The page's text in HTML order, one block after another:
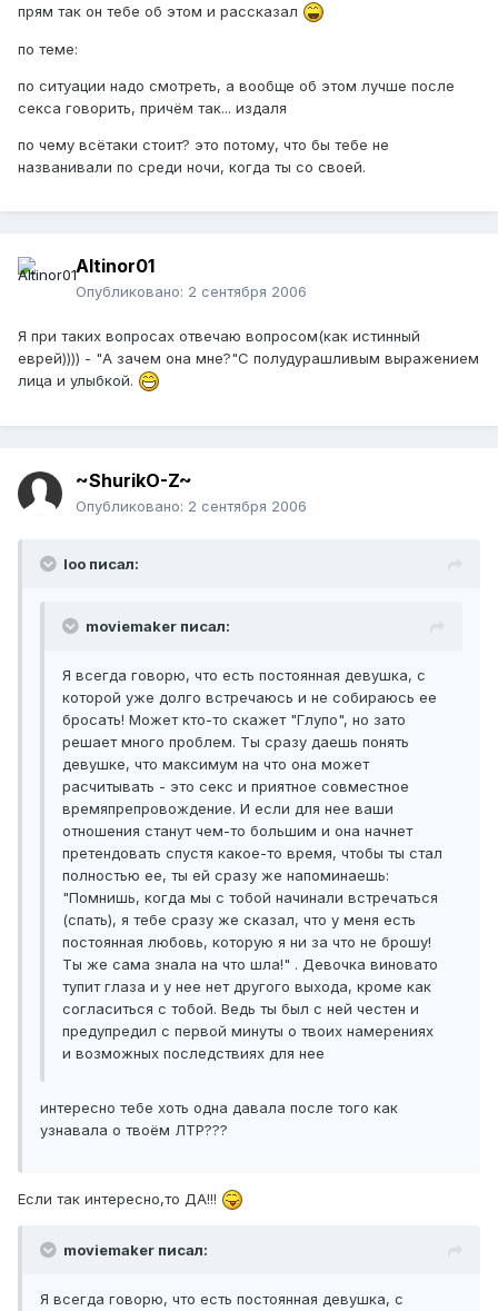
прям так он тебе об этом и рассказал
по теме:
по ситуации надо смотреть, а вообще об этом лучше после
секса говорить, причём так... издаля
по чему всётаки стоит? это потому, что бы тебе не
названивали по среди ночи, когда ты со своей.
Altinor01
Опубликовано: 2 сентября 2006
Я при таких вопросах отвечаю вопросом(как истинный
еврей)))) - "А зачем она мне?"С полудурашливым выражением
лица и улыбкой.
~ShurikO-Z~
Опубликовано: 2 сентября 2006
loo писал:
moviemaker писал:
Я всегда говорю, что есть постоянная девушка, с
которой уже долго встречаюсь и не собираюсь ее
бросать! Может кто-то скажет "Глупо", но зато
решает много проблем. Ты сразу даешь понять
девушке, что максимум на что она может
расчитывать - это секс и приятное совместное
времяпрепровождение. И если для нее ваши
отношения станут чем-то большим и она начнет
претендовать спустя какое-то время, чтобы ты стал
полностью ее, ты ей сразу же напоминаешь:
"Помнишь, когда мы с тобой начинали встречаться
(спать), я тебе сразу же сказал, что у меня есть
постоянная любовь, которую я ни за что не брошу!
Ты же сама знала на что шла!" . Девочка виновато
тупит глаза и у нее нет другого выхода, кроме как
согласиться с тобой. Ведь ты был с ней честен и
предупредил с первой минуты о твоих намерениях
и возможных последствиях для нее
интересно тебе хоть одна давала после того как
узнавала о твоём ЛТР???
Если так интересно,то ДА!!!
moviemaker писал:
Я всегда говорю, что есть постоянная девушка, с